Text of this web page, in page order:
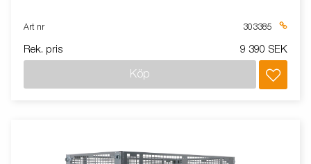
Art nr 303385
Rek. pris 9 390 SEK
Köp